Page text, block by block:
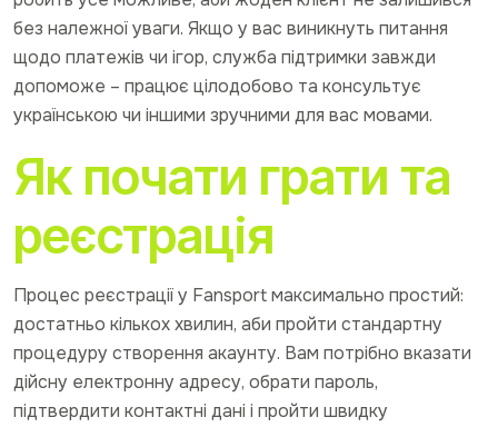
без належної уваги. Якщо у вас виникнуть питання
щодо платежів чи ігор, служба підтримки завжди
допоможе – працює цілодобово та консультує
українською чи іншими зручними для вас мовами.
Як почати грати та
реєстрація
Процес реєстрації у Fansport максимально простий:
достатньо кількох хвилин, аби пройти стандартну
процедуру створення акаунту. Вам потрібно вказати
дійсну електронну адресу, обрати пароль,
підтвердити контактні дані і пройти швидку